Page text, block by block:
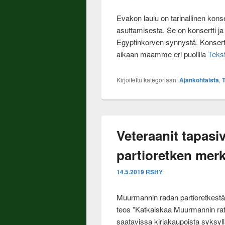
Evakon laulu on tarinallinen
asuttamisesta. Se on konsertti
Egyptinkorven synnystä.
aikaan maamme eri puolilla
Kirjoitettu kategoriaan:Ajankohtaista,
Veteraanit
partioretken
14.5.2019 RSHY
Muurmannin radan
teos ”Katkaiskaa Muurmannin
saatavissa kirjakaupoista